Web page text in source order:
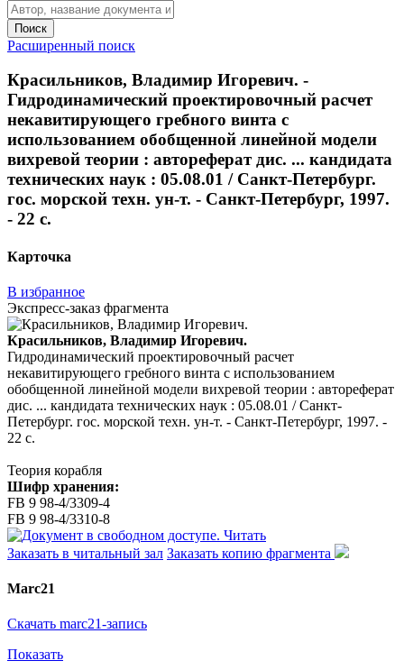
Поиск
Расширенный поиск
Красильников, Владимир Игоревич. -
Гидродинамический проектировочный расчет
некавитирующего гребного винта с
использованием обобщенной линейной модели
вихревой теории : автореферат дис. ... кандидата
технических наук : 05.08.01 / Санкт-Петербург.
гос. морской техн. ун-т. - Санкт-Петербург, 1997.
- 22 с.
Карточка
В избранное
Экспресс-заказ фрагмента
Красильников, Владимир Игоревич.
Гидродинамический проектировочный расчет
некавитирующего гребного винта с использованием
обобщенной линейной модели вихревой теории : автореферат
дис. ... кандидата технических наук : 05.08.01 / Санкт-
Петербург. гос. морской техн. ун-т. - Санкт-Петербург, 1997. -
22 с.
Теория корабля
Шифр хранения:
FB 9 98-4/3309-4
FB 9 98-4/3310-8
Читать
Заказать в читальный зал Заказать копию фрагмента
Marc21
Скачать marc21-запись
Показать